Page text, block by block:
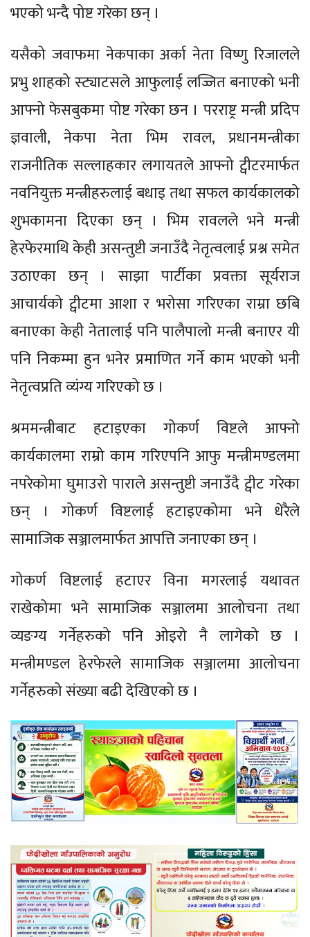
भएको भन्दै पोष्ट गरेका छन् ।
यसैको जवाफमा नेकपाका अर्का नेता विष्णु रिजालले
प्रभु शाहको स्ट्याटसले आफुलाई लज्जित बनाएको भनी
आफ्नो फेसबुकमा पोष्ट गरेका छन । परराष्ट्र मन्त्री प्रदिप
ज्ञवाली, नेकपा नेता भिम रावल, प्रधानमन्त्रीका
राजनीतिक सल्लाहकार लगायतले आफ्नो ट्वीटरमार्फत
नवनियुक्त मन्त्रीहरुलाई बधाइ तथा सफल कार्यकालको
शुभकामना दिएका छन् । भिम रावलले भने मन्त्री
हेरफेरमाथि केही असन्तुष्टी जनाउँदै नेतृत्वलाई प्रश्न समेत
उठाएका छन् । साझा पार्टीका प्रवक्ता सूर्यराज
आचार्यको ट्वीटमा आशा र भरोसा गरिएका राम्रा छबि
बनाएका केही नेतालाई पनि पालैपालो मन्त्री बनाएर यी
पनि निकम्मा हुन भनेर प्रमाणित गर्ने काम भएको भनी
नेतृत्वप्रति व्यंग्य गरिएको छ ।
श्रममन्त्रीबाट हटाइएका गोकर्ण विष्टले आफ्नो
कार्यकालमा राम्रो काम गरिएपनि आफु मन्त्रीमण्डलमा
नपरेकोमा घुमाउरो पाराले असन्तुष्टी जनाउँदै ट्वीट गरेका
छन् । गोकर्ण विष्टलाई हटाइएकोमा भने धेरैले
सामाजिक सञ्जालमार्फत आपत्ति जनाएका छन् ।
गोकर्ण विष्टलाई हटाएर विना मगरलाई यथावत
राखेकोमा भने सामाजिक सञ्जालमा आलोचना तथा
व्यङग्य गर्नेहरुको पनि ओइरो नै लागेको छ ।
मन्त्रीमण्डल हेरफेरले सामाजिक सञ्जालमा आलोचना
गर्नेहरुको संख्या बढी देखिएको छ ।